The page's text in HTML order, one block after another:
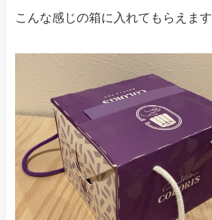
こんな感じの箱に入れてもらえます